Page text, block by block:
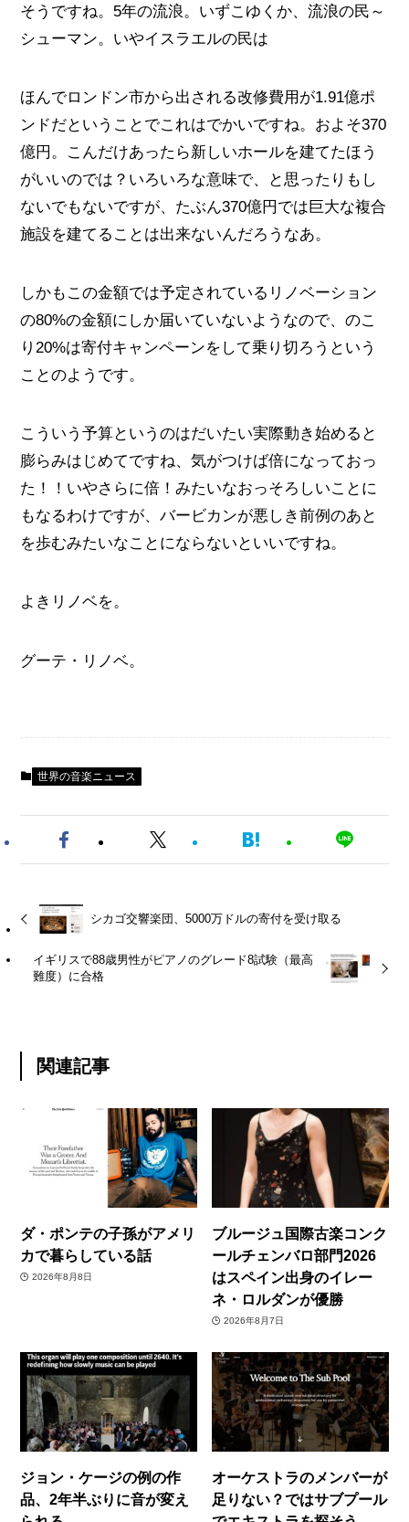
そうですね。5年の流浪。いずこゆくか、流浪の民～
シューマン。いやイスラエルの民は
ほんでロンドン市から出される改修費用が1.91億ポ
ンドだということでこれはでかいですね。およそ370
億円。こんだけあったら新しいホールを建てたほう
がいいのでは？いろいろな意味で、と思ったりもし
ないでもないですが、たぶん370億円では巨大な複合
施設を建てることは出来ないんだろうなあ。
しかもこの金額では予定されているリノベーション
の80%の金額にしか届いていないようなので、のこ
り20%は寄付キャンペーンをして乗り切ろうという
ことのようです。
こういう予算というのはだいたい実際動き始めると
膨らみはじめてですね、気がつけば倍になっておっ
た！！いやさらに倍！みたいなおっそろしいことに
もなるわけですが、バービカンが悪しき前例のあと
を歩むみたいなことにならないといいですね。
よきリノベを。
グーテ・リノベ。
世界の音楽ニュース
シカゴ交響楽団、5000万ドルの寄付を受け取る
イギリスで88歳男性がピアノのグレード8試験（最高
難度）に合格
関連記事
ダ・ポンテの子孫がアメリ
カで暮らしている話
2026年8月8日
ブルージュ国際古楽コンク
ールチェンバロ部門2026
はスペイン出身のイレー
ネ・ロルダンが優勝
2026年8月7日
ジョン・ケージの例の作
品、2年半ぶりに音が変え
オーケストラのメンバーが
足りない？ではサブプール